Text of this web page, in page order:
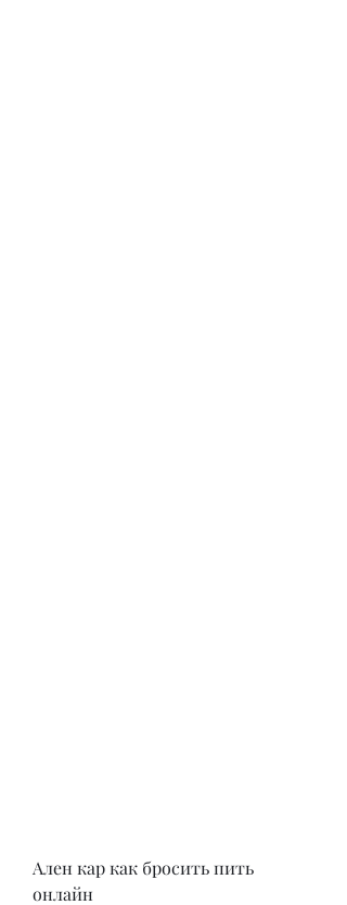
Ален кар как бросить пить
онлайн